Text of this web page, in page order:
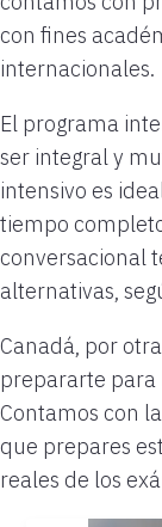
con fines
internacionales.
El programa
ser integral y
intensivo es
tiempo
conversacional
alternativas,
Canadá, por
prepararte para
Contamos con
que prepares
reales de los